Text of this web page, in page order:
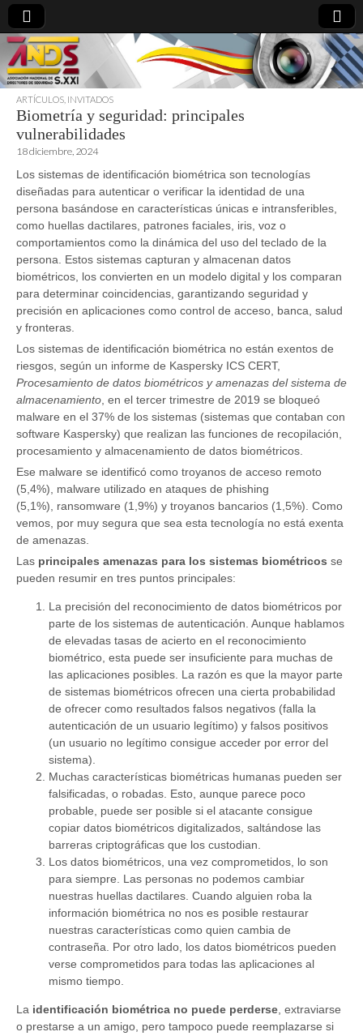
directoresdeseguridad.es
ARTÍCULOS INVITADOS
Biometría y seguridad: principales
vulnerabilidades
18 diciembre, 2024
Los sistemas de identificación biométrica son tecnologías
diseñadas para autenticar o verificar la identidad de una
persona basándose en características únicas e intransferibles,
como huellas dactilares, patrones faciales, iris, voz o
comportamientos como la dinámica del uso del teclado de la
persona. Estos sistemas capturan y almacenan datos
biométricos, los convierten en un modelo digital y los comparan
para determinar coincidencias, garantizando seguridad y
precisión en aplicaciones como control de acceso, banca, salud
y fronteras.
Los sistemas de identificación biométrica no están exentos de
riesgos, según un informe de Kaspersky ICS CERT,
Procesamiento de datos biométricos y amenazas del sistema de
almacenamiento , en el tercer trimestre de 2019 se bloqueó
malware en el 37% de los sistemas (sistemas que contaban con
software Kaspersky) que realizan las funciones de recopilación,
procesamiento y almacenamiento de datos biométricos.
Ese malware se identificó como troyanos de acceso remoto
(5,4%), malware utilizado en ataques de phishing
(5,1%), ransomware (1,9%) y troyanos bancarios (1,5%). Como
vemos, por muy segura que sea esta tecnología no está exenta
de amenazas.
Las principales amenazas para los sistemas biométricos se
pueden resumir en tres puntos principales:
La precisión del reconocimiento de datos biométricos por
parte de los sistemas de autenticación. Aunque hablamos
de elevadas tasas de acierto en el reconocimiento
biométrico, esta puede ser insuficiente para muchas de
las aplicaciones posibles. La razón es que la mayor parte
de sistemas biométricos ofrecen una cierta probabilidad
de ofrecer como resultados falsos negativos (falla la
autenticación de un usuario legítimo) y falsos positivos
(un usuario no legítimo consigue acceder por error del
sistema).
Muchas características biométricas humanas pueden ser
falsificadas, o robadas. Esto, aunque parece poco
probable, puede ser posible si el atacante consigue
copiar datos biométricos digitalizados, saltándose las
barreras criptográficas que los custodian.
Los datos biométricos, una vez comprometidos, lo son
para siempre. Las personas no podemos cambiar
nuestras huellas dactilares. Cuando alguien roba la
información biométrica no nos es posible restaurar
nuestras características como quien cambia de
contraseña. Por otro lado, los datos biométricos pueden
verse comprometidos para todas las aplicaciones al
mismo tiempo.
La identificación biométrica no puede perderse , extraviarse
o prestarse a un amigo, pero tampoco puede reemplazarse si